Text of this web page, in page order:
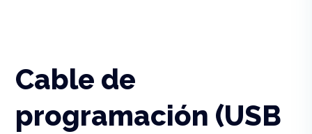
Cable de
programación (USB